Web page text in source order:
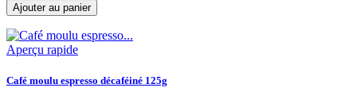
Ajouter au panier
Aperçu rapide
Café moulu espresso décaféiné 125g